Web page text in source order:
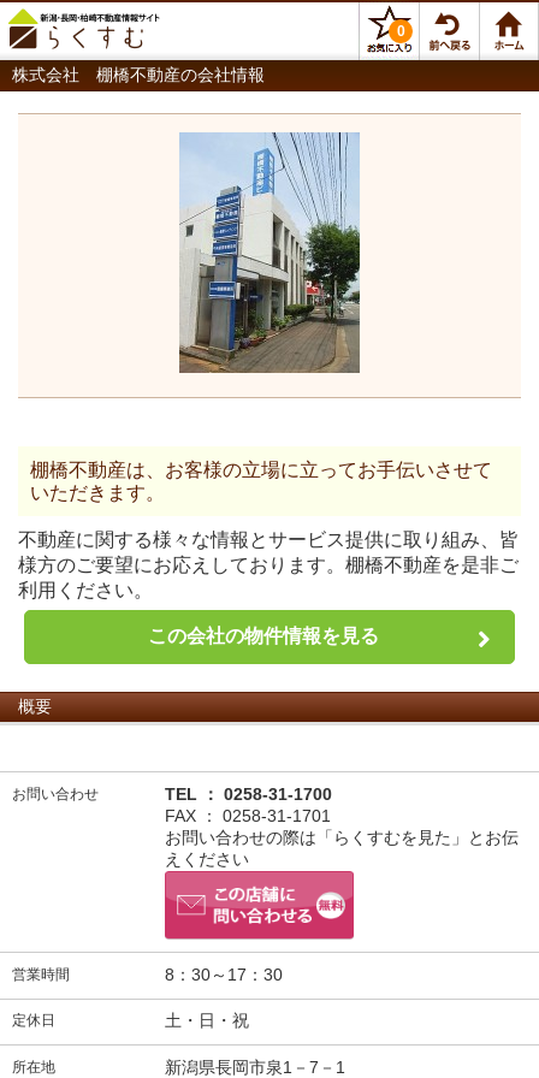
0
株式会社 棚橋不動産の会社情報
棚橋不動産は、お客様の立場に立ってお手伝いさせて
いただきます。
不動産に関する様々な情報とサービス提供に取り組み、皆
様方のご要望にお応えしております。棚橋不動産を是非ご
利用ください。
この会社の物件情報を見る
概要
お問い合わせ
TEL ： 0258-31-1700
FAX ： 0258-31-1701
お問い合わせの際は「らくすむを見た」とお伝
えください
営業時間 8：30～17：30
定休日 土・日・祝
所在地 新潟県長岡市泉1－7－1